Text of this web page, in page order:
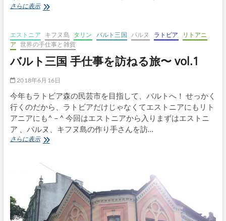
ス
ア
タ
リ
ン
さらに表示バ
三
国
手
仕
を
ね
る
旅〜
vol.2
エ
ス
ア
を
目
指
し
て！
エストニア キフヌ島 タリン バルト三国 パルヌ ラトビア
リトアニ
ア
世界の手仕事と雑貨
バルト三国 手仕事を訪ねる旅〜 vol.1
2018年6月16日
今年もラトビア森の民芸市を目指して、バルトへ！ せっかく
行くのだから、ラトビアだけじゃなくてエストニアにもリト
アニアにも^ – ^ 今回はエストニアから入りまずはエストニ
ア 、パルヌ、キフヌ島の作り手さんを訪…
さらに表示バ
三
国
手
仕
事